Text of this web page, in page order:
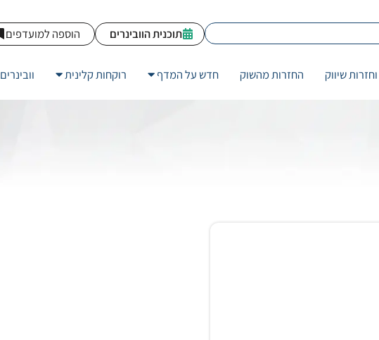
הוספה למועדפים תוכנית הוובינרים
שיווק החזרות מהשוק חדש על המדף רוקחות קלינית וובינרים